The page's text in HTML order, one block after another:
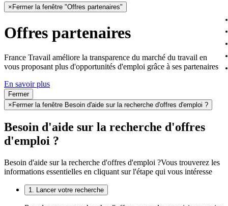
× Fermer la fenêtre "Offres partenaires"
Offres partenaires
France Travail améliore la transparence du marché du travail en
vous proposant plus d'opportunités d'emploi grâce à ses partenaires
En savoir plus
Fermer
× Fermer la fenêtre Besoin d'aide sur la recherche d'offres d'emploi ?
Besoin d'aide sur la recherche d'offres
d'emploi ?
Besoin d'aide sur la recherche d'offres d'emploi ?Vous trouverez les
informations essentielles en cliquant sur l'étape qui vous intéresse
1. Lancer votre recherche